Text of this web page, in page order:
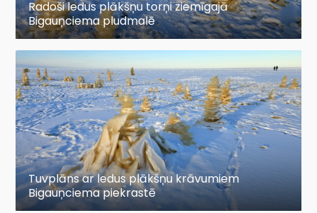
Radoši ledus plākšņu torņi ziemīgajā
Bigauņciema pludmalē
Tuvplāns ar ledus plākšņu krāvumiem
Bigauņciema piekrastē